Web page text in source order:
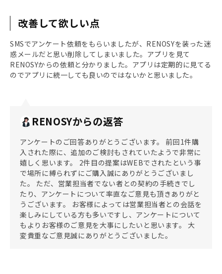
改善して欲しい点
SMSでアンケート依頼をもらいましたが、RENOSYを装った迷
惑メールだと思い削除してしまいました。アプリを見て
RENOSYからの依頼と分かりました。アプリは定期的に見てる
のでアプリに統一しても良いのではないかと思いました。
RENOSYからの返答
アンケートのご回答ありがとうございます。 前回1件購
入された際に、追加のご検討もされていたようで非常に
嬉しく思います。 2件目の提案はWEBでされたという事
で場所に縛られずにご購入誠にありがとうございまし
た。 ただ、営業担当者でない者との契約の手続きでし
たり、アンケートについて率直なご意見も頂きありがと
うございます。 お客様によっては営業担当者との会話を
楽しみにしている方も多いですし、アンケートについて
もよりお客様のご意見を大事にしたいと思います。 大
変貴重なご意見誠にありがとうございました。